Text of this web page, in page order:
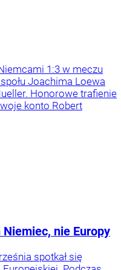
1:3 w meczu
Joachima Loewa
Honorowe trafienie
konto Robert
nie Europy
spotkał się